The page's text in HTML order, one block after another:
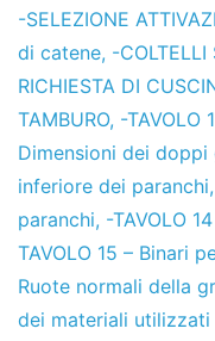
-SELEZIONE
di catene, -COLTELLI
RICHIESTA DI
TAMBURO, -TAVOLO
Dimensioni dei doppi
inferiore dei paranchi,
paranchi, -TAVOLO
TAVOLO 15 – Binari
Ruote normali della
dei materiali